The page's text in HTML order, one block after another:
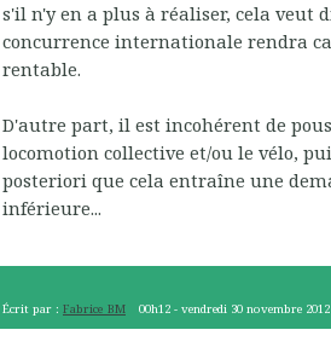
s'il n'y en a plus à réaliser, cela veut
concurrence internationale rendra
rentable.
D'autre part, il est incohérent de
locomotion collective et/ou le vélo,
posteriori que cela entraîne une
inférieure...
Écrit par : Fabrice_BM 00h12 -vendredi 30 novembre 2012